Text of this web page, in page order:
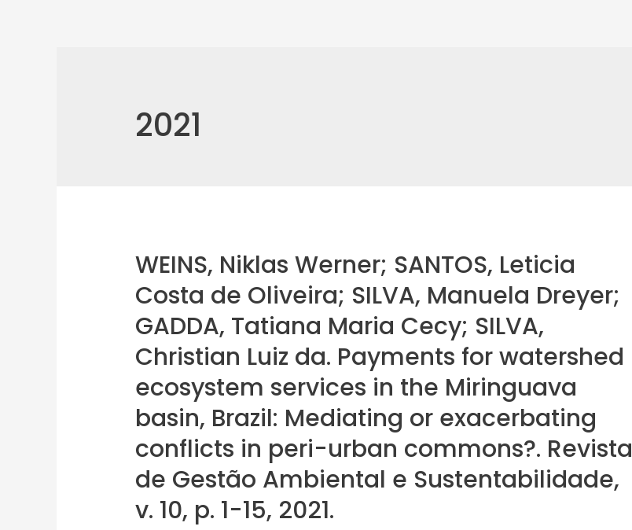
2021
WEINS, Niklas Werner; SANTOS, Leticia
Costa de Oliveira; SILVA, Manuela Dreyer;
GADDA, Tatiana Maria Cecy; SILVA,
Christian Luiz da. Payments for watershed
ecosystem services in the Miringuava
basin, Brazil: Mediating or exacerbating
conflicts in peri-urban commons?. Revista
de Gestão Ambiental e Sustentabilidade,
v. 10, p. 1-15, 2021.